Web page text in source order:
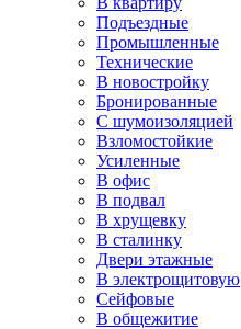
Подъездные
Промышленные
Технические
В новостройку
Бронированные
С шумоизоляцией
Взломостойкие
Усиленные
В офис
В подвал
В хрущевку
В сталинку
Двери этажные
В электрощитовую
Сейфовые
В общежитие